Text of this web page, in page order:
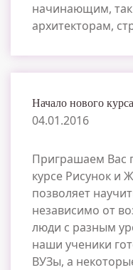
начинающим,
архитекторам,
Начало нового
04.01.2016
Приграшаем Вас
курсе Рисунок и
позволяет
независимо от
люди с разным
наши ученики
ВУЗы, а